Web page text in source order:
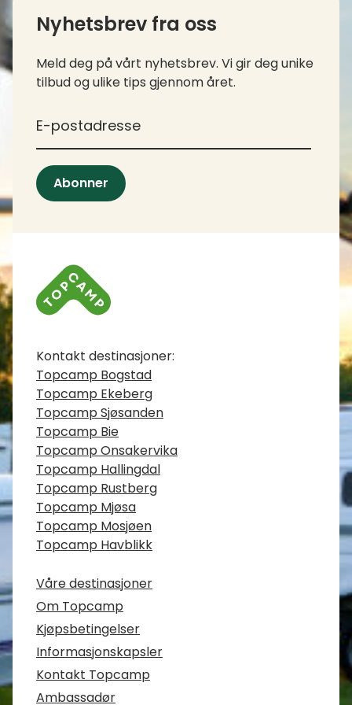
Nyhetsbrev fra oss
Meld deg på vårt nyhetsbrev. Vi gir deg unike
tilbud og ulike tips gjennom året.
E-postadresse
Abonner
Kontaktinfo
Kontakt destinasjoner:
Topcamp Bogstad
Topcamp Ekeberg
Topcamp Sjøsanden
Topcamp Bie
Topcamp Onsakervika
Topcamp Hallingdal
Topcamp Rustberg
Topcamp Mjøsa
Topcamp Mosjøen
Topcamp Havblikk
Våre destinasjoner
Om Topcamp
Kjøpsbetingelser
Informasjonskapsler
Kontakt Topcamp
Ambassadør